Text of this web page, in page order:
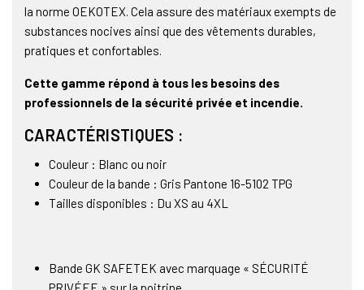
la norme OEKOTEX. Cela assure des matériaux exempts de
substances nocives ainsi que des vêtements durables,
pratiques et confortables.
Cette gamme répond à tous les besoins des
professionnels de la sécurité privée et incendie.
CARACTÉRISTIQUES :
Couleur : Blanc ou noir
Couleur de la bande : Gris Pantone 16-5102 TPG
Tailles disponibles : Du XS au 4XL
Bande GK SAFETEK avec marquage « SÉCURITÉ